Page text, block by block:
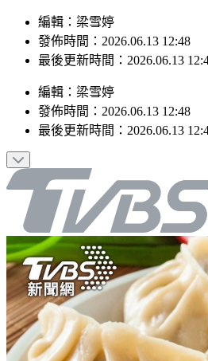
編輯：梁雪婷
發佈時間：2026.06.13 12:48
最後更新時間：2026.06.13
編輯 ： 梁雪婷
發佈時間： 2026.06.13 12:48
最後更新時間： 2026.06.13